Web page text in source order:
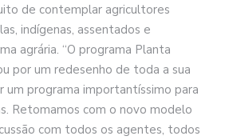
de contemplar agricultores
indígenas, assentados e
agrária. “O programa Planta
por um redesenho de toda a sua
programa importantíssimo para
Retomamos com o novo modelo
com todos os agentes, todos